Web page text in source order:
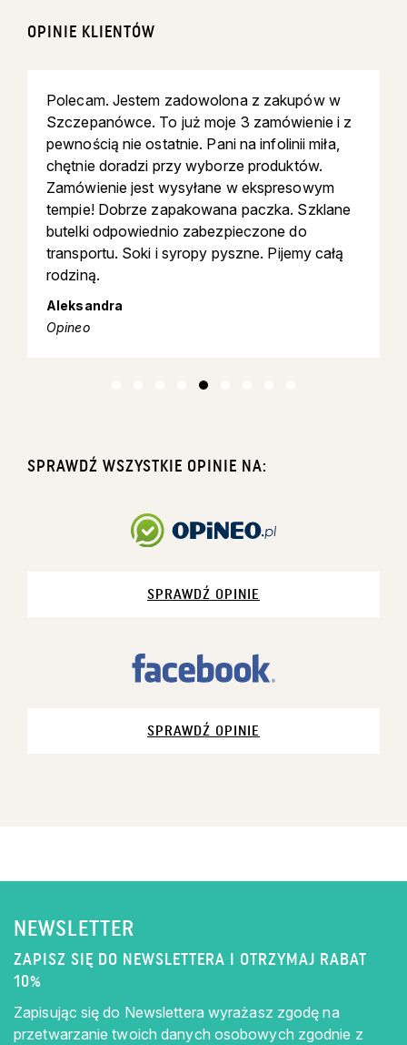
można
stronie
produktu
OPINIE KLIENTÓW
Polecam. Jestem zadowolona z zakupów w
Szczepanówce. To już moje 3 zamówienie i z
pewnością nie ostatnie. Pani na infolinii miła,
chętnie doradzi przy wyborze produktów.
Zamówienie jest wysyłane w ekspresowym
tempie! Dobrze zapakowana paczka. Szklane
butelki odpowiednio zabezpieczone do
transportu. Soki i syropy pyszne. Pijemy całą
rodziną.
Aleksandra
Opineo
SPRAWDŹ WSZYSTKIE OPINIE NA:
SPRAWDŹ OPINIE
SPRAWDŹ OPINIE
NEWSLETTER
ZAPISZ SIĘ DO NEWSLETTERA I OTRZYMAJ RABAT
10%
Zapisując się do Newslettera wyrażasz zgodę na
przetwarzanie twoich danych osobowych zgodnie z